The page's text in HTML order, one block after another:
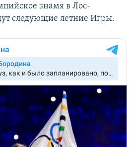
знамя в Лос-
следующие летние Игры.